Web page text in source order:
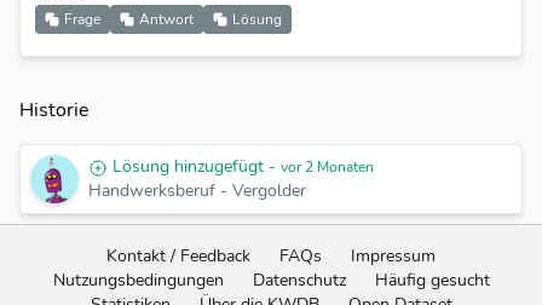
Frage
Antwort Lösung
Historie
Lösung hinzugefügt - vor 2 Monaten
Handwerksberuf - Vergolder
Kontakt / Feedback FAQs
Impressum
Nutzungsbedingungen
Datenschutz
Häufig gesucht